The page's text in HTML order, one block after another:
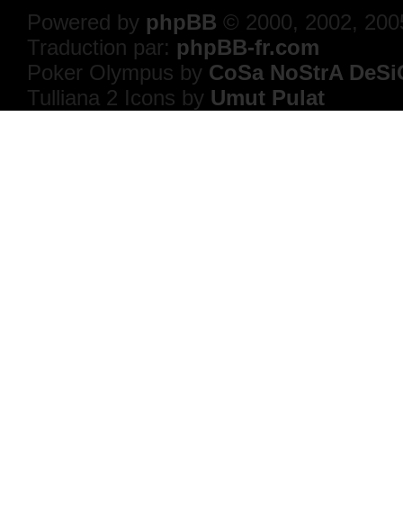
Powered by phpBB © 2000, 2002,
Traduction par: phpBB-fr.com
Poker Olympus by CoSa NoStrA
Tulliana 2 Icons by Umut Pulat